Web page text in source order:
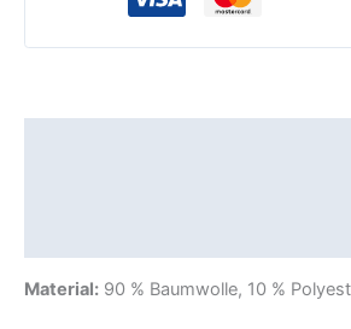
Material: 90 % Baumwolle, 10 %